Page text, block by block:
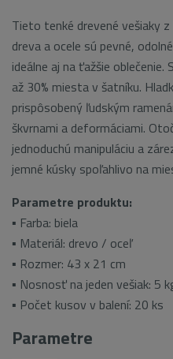
Tieto tenké drevené vešiaky
dreva a ocele sú pevné,
ideálne aj na ťažšie
až 30% miesta v šatníku.
prispôsobený ľudským
škvrnami a deformáciami.
jednoduchú manipuláciu a
jemné kúsky spoľahlivo na
Parametre produktu:
▪ Farba: biela
▪ Materiál: drevo / oceľ
▪ Rozmer: 43 x 21 cm
▪ Nosnosť na jeden vešiak: 5
▪ Počet kusov v balení: 20 ks
Parametre